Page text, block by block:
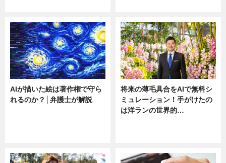
AIが描いた絵は著作権で守ら
れるのか？│弁護士が解説
将来の薄毛具合をAIで無料シ
ミュレーション！手がけたの
は洋ランの世界的…